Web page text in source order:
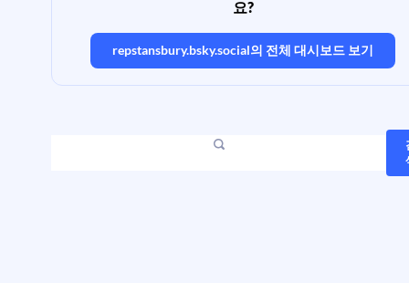
요?
repstansbury.bsky.social의 전체 대시보드 보기